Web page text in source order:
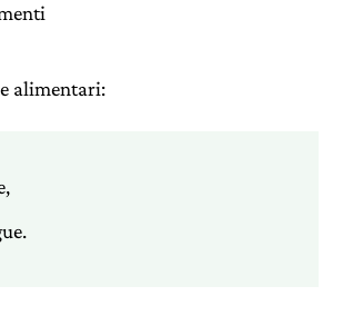
alimentari: